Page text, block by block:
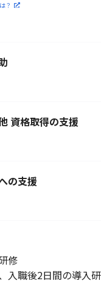
？
資格取得の支援
の支援
修
入職後2日間の導入